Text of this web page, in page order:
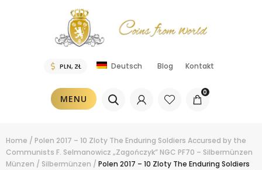
Deutsch Blog Kontakt
MENU
0
Home / Polen 2017 – 10 Zloty The Enduring Soldiers Accursed by the
Communists F. Selmanowicz „Zagończyk” NGC PF70 – Silbermünzen
Münzen / Silbermünzen / Polen 2017 – 10 Zloty The Enduring Soldiers